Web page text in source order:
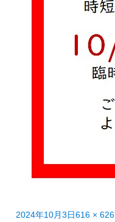
投
2024年10月3日フ
616 × 626